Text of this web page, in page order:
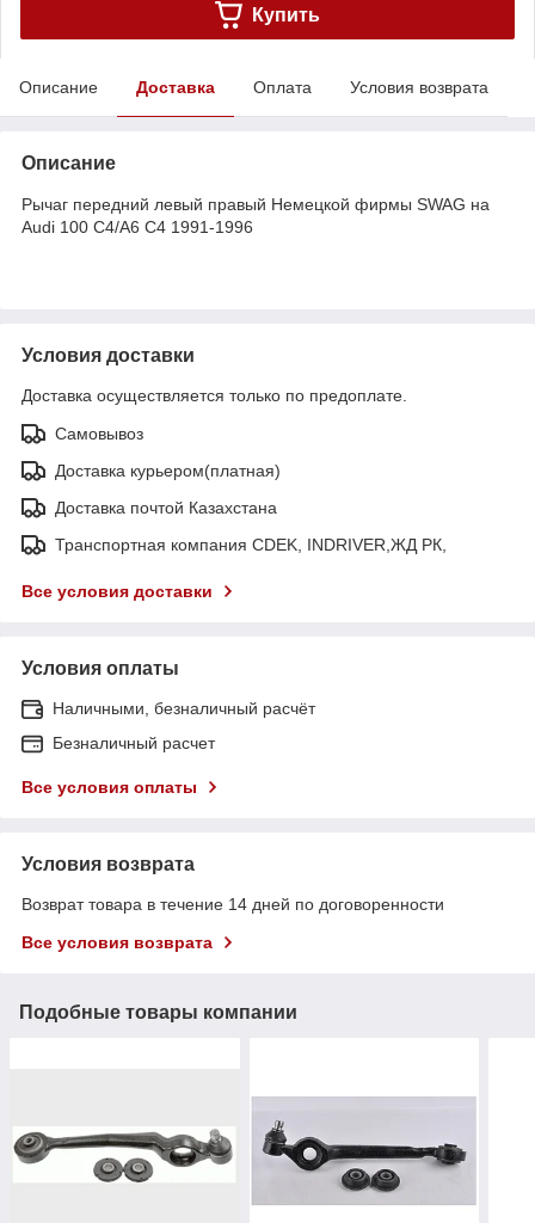
Купить
Описание Доставка Оплата Условия возврата
Описание
Рычаг передний левый правый Немецкой фирмы SWAG на
Audi 100 C4/A6 C4 1991-1996
Условия доставки
Доставка осуществляется только по предоплате.
Самовывоз
Доставка курьером(платная)
Доставка почтой Казахстана
Транспортная компания CDEK, INDRIVER,ЖД РК,
Все условия доставки
Условия оплаты
Наличными, безналичный расчёт
Безналичный расчет
Все условия оплаты
Условия возврата
Возврат товара в течение 14 дней по договоренности
Все условия возврата
Подобные товары компании